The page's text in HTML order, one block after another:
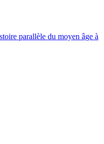
parallèle du moyen âge à